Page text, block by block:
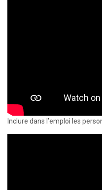
Inclure dans l’emploi les